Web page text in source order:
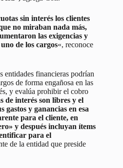
sin interés los clientes
no miraban nada más,
las exigencias y
de los cargos«, reconoce
entidades financieras podrían
de forma engañosa en las
y evalúa prohibir el cobro
de interés son libres y el
gastos y ganancias en esa
para el cliente, en
y después incluyan ítems
para el
de la entidad que preside